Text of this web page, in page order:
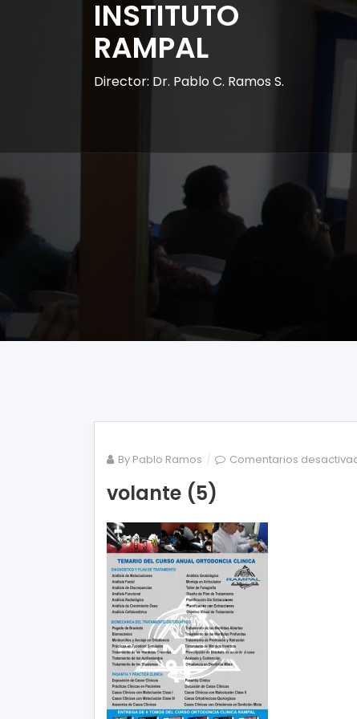
INSTITUTO
RAMPAL
Director: Dr. Pablo C. Ramos S.
By Pablo Ramos Comentarios
volante (5)